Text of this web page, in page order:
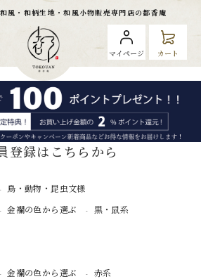
風・和柄生地・和風小物販売専門店の都香庵
マイページ カート
登録はこちらから
鳥・動物・昆虫文様
金襴の色から選ぶ
黒・鼠系
金襴の色から選ぶ 赤系